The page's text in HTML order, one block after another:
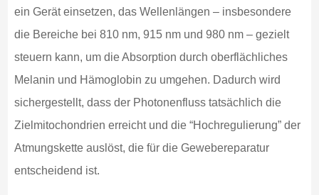
ein Gerät einsetzen, das Wellenlängen – insbesondere
die Bereiche bei 810 nm, 915 nm und 980 nm – gezielt
steuern kann, um die Absorption durch oberflächliches
Melanin und Hämoglobin zu umgehen. Dadurch wird
sichergestellt, dass der Photonenfluss tatsächlich die
Zielmitochondrien erreicht und die “Hochregulierung” der
Atmungskette auslöst, die für die Gewebereparatur
entscheidend ist.